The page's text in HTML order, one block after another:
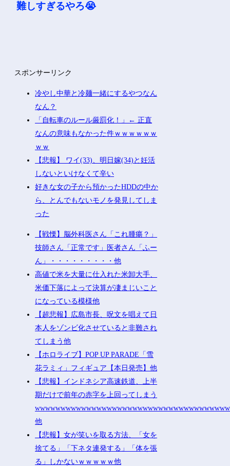
難しすぎるやろ😭
スポンサーリンク
冷やし中華と冷麺一緒にするやつなん
なん？
「自転車のルール厳罰化！」← 正直
なんの意味もなかった件ｗｗｗｗｗｗ
ｗｗ
【悲報】 ワイ(33)、明日嫁(34)と妊活
しないといけなくて辛い
好きな女の子から預かったHDDの中か
ら、とんでもないモノを発見してしま
った
【戦慄】脳外科医さん「これ腫瘍？」
技師さん「正常です」医者さん「ふー
ん」・・・・・・・・・他
高値で米を大量に仕入れた米卸大手、
米価下落によって決算が凄まじいこと
になっている模様他
【超悲報】広島市長、呪文を唱えて日
本人をゾンビ化させていると非難され
てしまう他
【ホロライブ】POP UP PARADE「雪
花ラミィ」フィギュア【本日発売】他
【悲報】インドネシア高速鉄道、上半
期だけで前年の赤字を上回ってしまう
他
【悲報】女が笑いを取る方法、「女を
捨てる」「下ネタ連発する」「体を張
る」しかないｗｗｗｗｗ他